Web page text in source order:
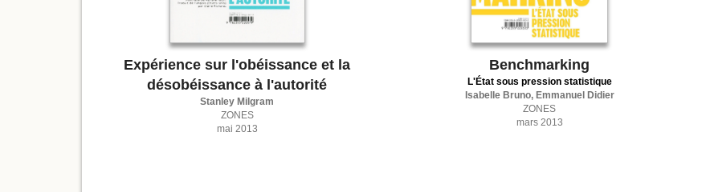
Expérience sur l'obéissance et la
désobéissance à l'autorité
Stanley Milgram
ZONES
mai 2013
Benchmarking
L'État sous pression statistique
Isabelle Bruno, Emmanuel Didier
ZONES
mars 2013